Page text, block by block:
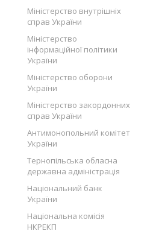
Міністерство внутрішніх
справ України
Міністерство
інформаційної політики
України
Міністерство оборони
України
Міністерство закордонних
справ України
Антимонопольний комітет
України
Тернопільська обласна
державна адміністрація
Національний банк
України
Національна комісія
НКРЕКП